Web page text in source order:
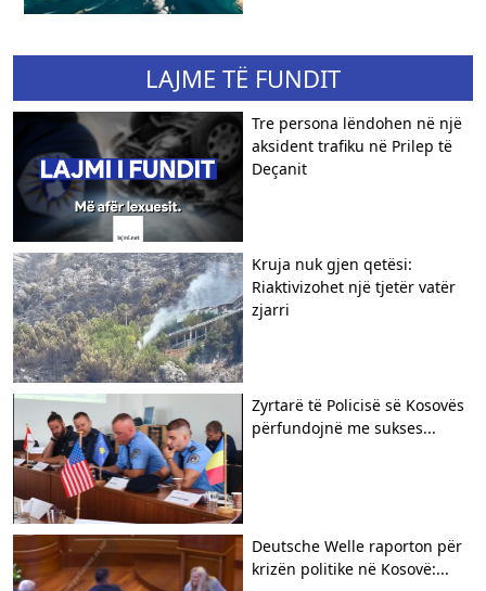
LAJME TË FUNDIT
Tre persona lëndohen në një
aksident trafiku në Prilep të
Deçanit
Kruja nuk gjen qetësi:
Riaktivizohet një tjetër vatër
zjarri
Zyrtarë të Policisë së Kosovës
përfundojnë me sukses...
Deutsche Welle raporton për
krizën politike në Kosovë:...